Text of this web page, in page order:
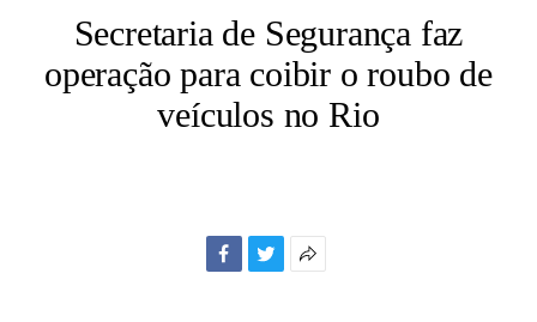
Secretaria de Segurança faz
operação para coibir o roubo de
veículos no Rio